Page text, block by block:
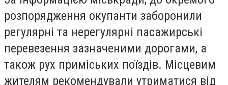
розпорядження окупанти заборонили
регулярні та нерегулярні пасажирські
перевезення зазначеними дорогами, а
також рух приміських поїздів. Місцевим
жителям рекомендували утриматися від